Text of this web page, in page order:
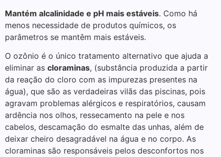
Mantém alcalinidade e pH mais estáveis. Como há
menos necessidade de produtos químicos, os
parâmetros se mantêm mais estáveis.
O ozônio é o único tratamento alternativo que ajuda a
eliminar as cloraminas, (substância produzida a partir
da reação do cloro com as impurezas presentes na
água), que são as verdadeiras vilãs das piscinas, pois
agravam problemas alérgicos e respiratórios, causam
ardência nos olhos, ressecamento na pele e nos
cabelos, descamação do esmalte das unhas, além de
deixar cheiro desagradável na água e no corpo. As
cloraminas são responsáveis pelos desconfortos nos